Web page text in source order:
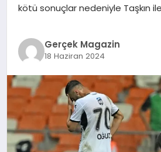
kötü sonuçlar nedeniyle Taşkın
Gerçek Magazin
18 Haziran 2024